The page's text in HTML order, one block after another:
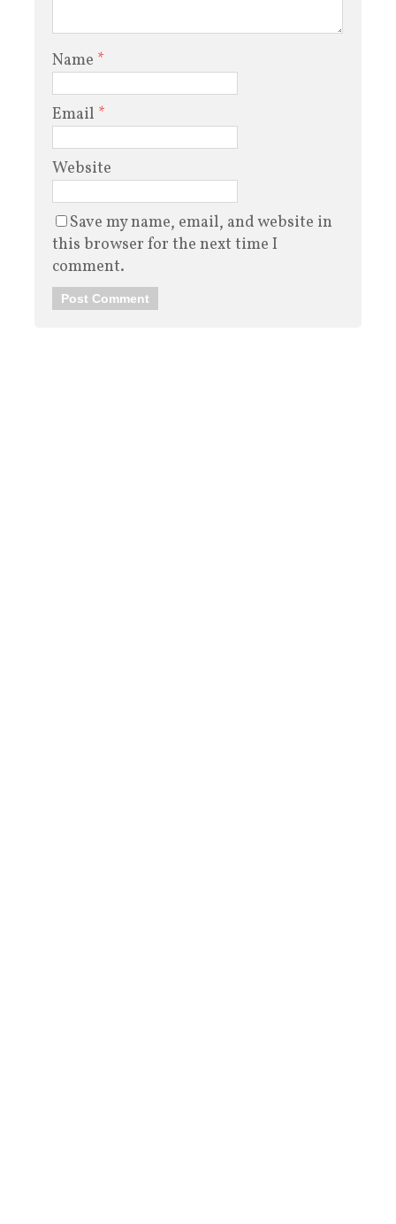
Name *
Email *
Website
Save my name, email, and website in
this browser for the next time I
comment.